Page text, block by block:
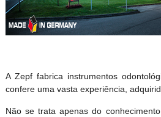
A Zepf fabrica instrumentos
confere uma vasta experiência,
Não se trata apenas do